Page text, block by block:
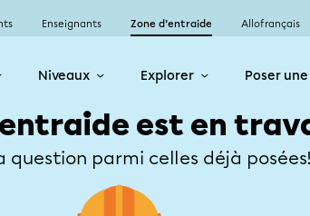
Enseignants Zone d’entraide Allofrançais
Niveaux Explorer Poser
est en
question parmi celles déjà posées!